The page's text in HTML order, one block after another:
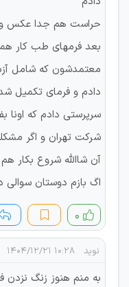
حراست هم جدا عکس
بعد فرمهای طب کار
معتمدشون که شامل
دادم و فرمای تکمیل
سرپرستی دادم که اونا
شرکت تهران و اگر
آن شاالله شروع بکار هم
اگ بازم دوستان
۰
نوید ۱۰:۲۸ ۱۴۰۴/۱۲/۲۱
به منم هنوز زنگ نزدن